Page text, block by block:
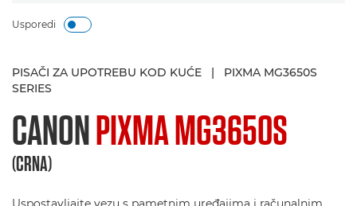
Usporedi
PISAČI ZA UPOTREBU KOD KUĆE |
PIXMA MG3650S
SERIES
CANONPIXMA MG3650S
(CRNA)